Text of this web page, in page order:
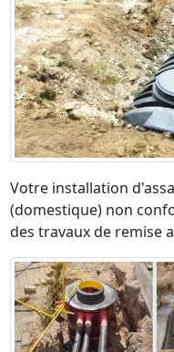
Votre installation
(domestique) non
des travaux de remise